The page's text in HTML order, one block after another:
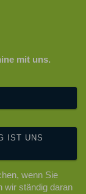
mit uns.
IST UNS
wenn Sie
wir ständig daran